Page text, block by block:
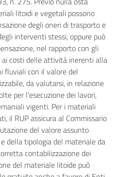
litoidi e vegetali possono
degli oneri di trasporto e
interventi stessi, oppure può
nel rapporto con gli
costi delle attività inerenti alla
fluviali con il valore del
da valutarsi, in relazione
per l'esecuzione dei lavori,
vigenti. Per i materiali
il RUP assicura al Commissario
del valore assunto
della tipologia del materiale da
contabilizzazione dei
del materiale litoide può